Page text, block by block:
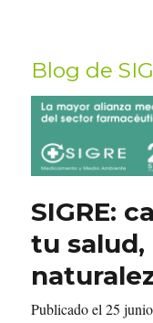
Blog de
SIGRE:
tu salud,
Publicado el 25